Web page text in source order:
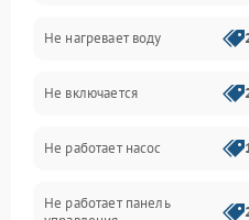
Датчики
Нагрев
Вода
Гигиена
Не нагревает воду
Не включается
Не работает насос
Не работает панель